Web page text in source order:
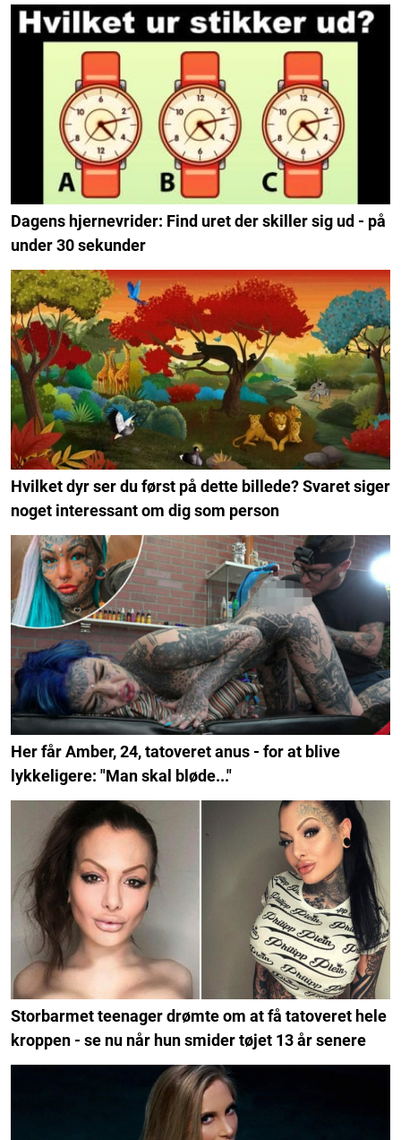
Dagens hjernevrider: Find uret der skiller sig ud - på
under 30 sekunder
Hvilket dyr ser du først på dette billede? Svaret siger
noget interessant om dig som person
Her får Amber, 24, tatoveret anus - for at blive
lykkeligere: "Man skal bløde..."
Storbarmet teenager drømte om at få tatoveret hele
kroppen - se nu når hun smider tøjet 13 år senere